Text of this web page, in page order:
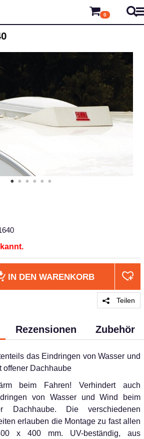
0
IN DEN WARENKORB
Teilen
Rezensionen Zubehör
das Eindringen von Wasser und
offener Dachhaube
beim Fahren! Verhindert auch
von Wasser und Wind beim
Dachhaube. Die verschiedenen
erlauben die Montage zu fast allen
x 400 mm. UV-beständig, aus